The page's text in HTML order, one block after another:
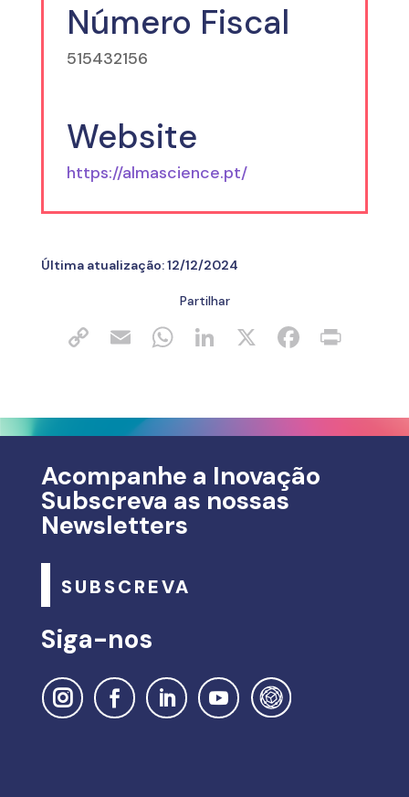
Número Fiscal
515432156
Website
https://almascience.pt/
Última atualização:12/12/2024
Partilhar
Acompanhe a Inovação
Subscreva as nossas
Newsletters
SUBSCREVA
Siga-nos